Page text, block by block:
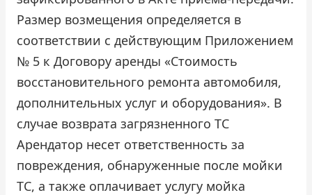
Размер возмещения определяется в
соответствии с действующим Приложением
№ 5 к Договору аренды «Стоимость
восстановительного ремонта автомобиля,
дополнительных услуг и оборудования». В
случае возврата загрязненного ТС
Арендатор несет ответственность за
повреждения, обнаруженные после мойки
ТС, а также оплачивает услугу мойка